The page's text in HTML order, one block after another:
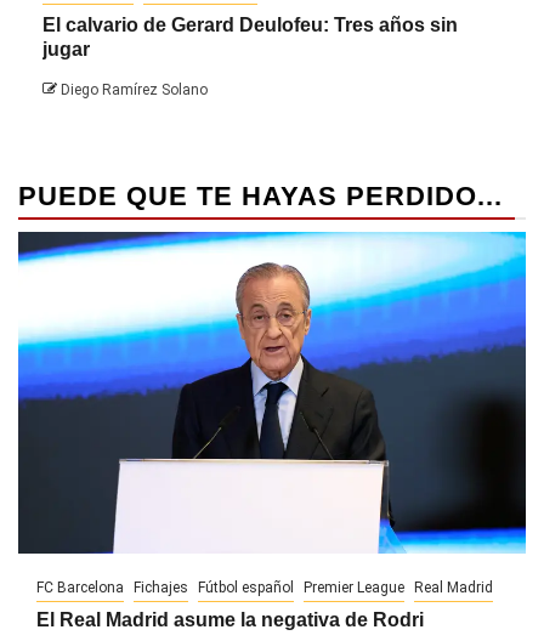
El calvario de Gerard Deulofeu: Tres años sin
jugar
Diego Ramírez Solano
PUEDE QUE TE HAYAS PERDIDO...
FC Barcelona Fichajes Fútbol español Premier League Real Madrid
El Real Madrid asume la negativa de Rodri